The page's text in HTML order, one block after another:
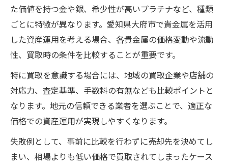
た価値を持つ金や銀、希少性が高いプラチナなど、種類
ごとに特徴が異なります。愛知県大府市で貴金属を活用
した資産運用を考える場合、各貴金属の価格変動や流動
性、買取時の条件を比較することが重要です。
特に買取を意識する場合には、地域の買取企業や店舗の
対応力、査定基準、手数料の有無なども比較ポイントと
なります。地元の信頼できる業者を選ぶことで、適正な
価格での資産運用が実現しやすくなります。
失敗例として、事前に比較を行わずに売却先を決めてし
まい、相場よりも低い価格で買取されてしまったケース